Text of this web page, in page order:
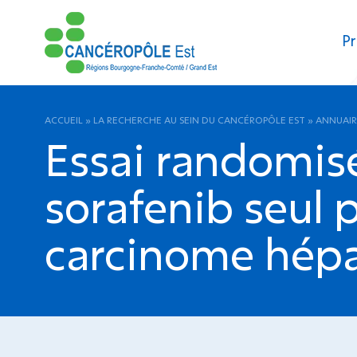
ACCUEIL » LA RECHERCHE AU SEIN DU CANCÉROPÔLE EST »
Essai
sorafenib seul
carcinome